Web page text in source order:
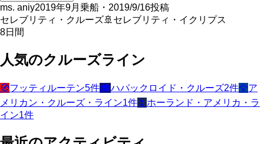
ms. aniy2019年9月乗船・2019/9/16投稿
セレブリティ・クルーズ🚢セレブリティ・イクリプス
8日間
人気のクルーズライン
🧭フッティルーテン5件🎓ハパックロイド・クルーズ2件🦅ア
メリカン・クルーズ・ライン1件🌷 ホーランド・アメリカ・ラ
イン1件